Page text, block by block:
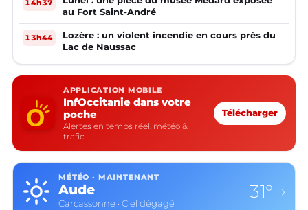
14h37
au Fort Saint-André
13h44
Lozère : un violent incendie en cours près du
Lac de Naussac
APPLICATION MOBILE
InfOccitanie dans votre
poche
Alertes en temps réel, météo &
trafic
Télécharger
MÉTÉO · MAINTENANT
Aude
Carcassonne · Ciel dégagé
31° ›